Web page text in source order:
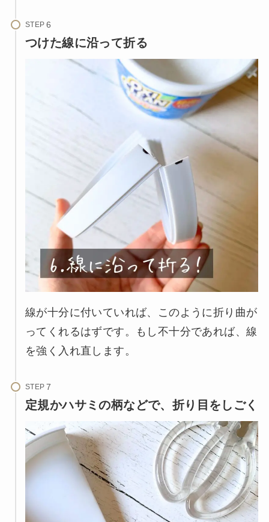
STEP
つけた線に沿って折る
線が十分に付いていれば、このように折り曲が
ってくれるはずです。もし不十分であれば、線
を強く入れ直します。
STEP
定規かハサミの柄などで、折り目をしごく